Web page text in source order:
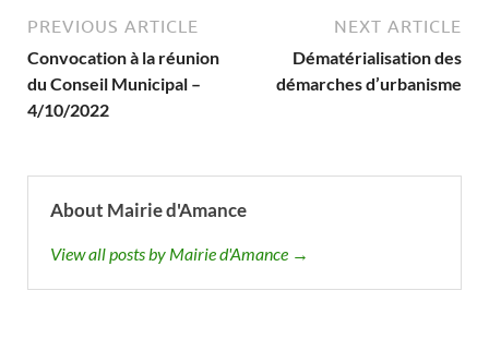
PREVIOUS ARTICLE
Convocation à la réunion
du Conseil Municipal –
4/10/2022
NEXT ARTICLE
Dématérialisation des
démarches d’urbanisme
About Mairie d'Amance
View all posts by Mairie d'Amance →